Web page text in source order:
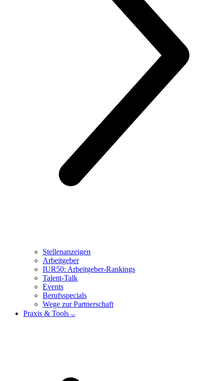
Stellenanzeigen
Arbeitgeber
IUR50: Arbeitgeber-Rankings
Talent-Talk
Events
Berufsspecials
Wege zur Partnerschaft
Praxis & Tools ⌵